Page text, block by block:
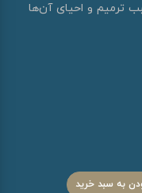
ترمیم و احیای آن‌ها
به سبد خرید